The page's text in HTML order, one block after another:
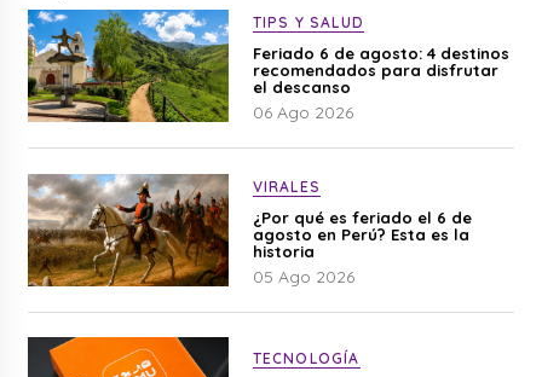
TIPS Y SALUD
Feriado 6 de agosto: 4 destinos
recomendados para disfrutar
el descanso
06 Ago 2026
VIRALES
¿Por qué es feriado el 6 de
agosto en Perú? Esta es la
historia
05 Ago 2026
TECNOLOGÍA